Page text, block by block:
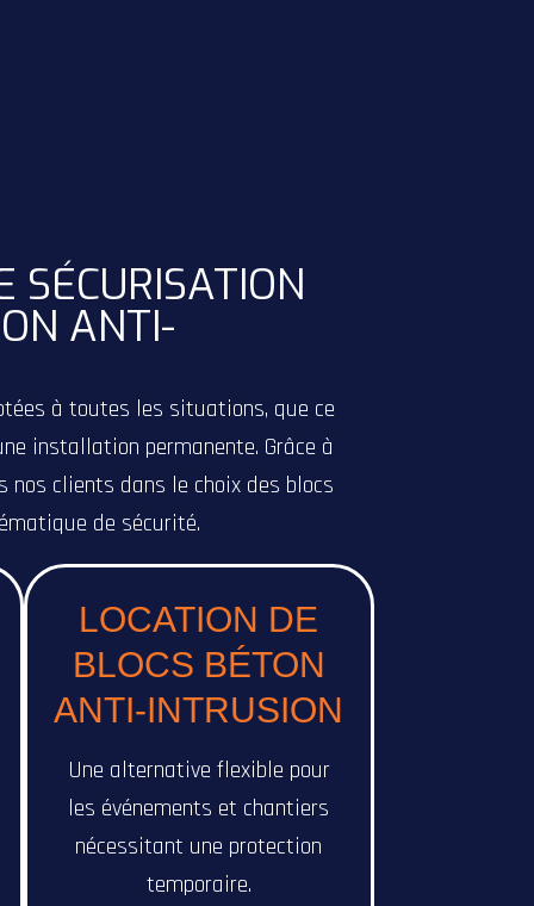
SÉCURISATION
ANTI-
à toutes les situations, que ce
installation permanente. Grâce à
nos clients dans le choix des blocs
de sécurité.
LOCATION DE
BLOCS BÉTON
ANTI-INTRUSION
Une alternative flexible pour
les événements et chantiers
nécessitant une protection
temporaire.